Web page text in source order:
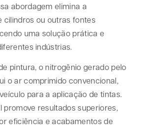
abordagem elimina a
cilindros ou outras fontes
uma solução prática e
indústrias.
pintura, o nitrogênio gerado pelo
o ar comprimido convencional,
para a aplicação de tintas.
promove resultados superiores,
eficiência e acabamentos de